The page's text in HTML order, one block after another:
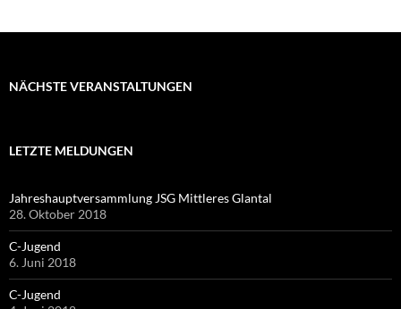
NÄCHSTE VERANSTALTUNGEN
LETZTE MELDUNGEN
Jahreshauptversammlung JSG Mittleres Glantal
28. Oktober 2018
C-Jugend
6. Juni 2018
C-Jugend